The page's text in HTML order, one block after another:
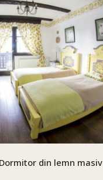
Dormitor din lemn masiv